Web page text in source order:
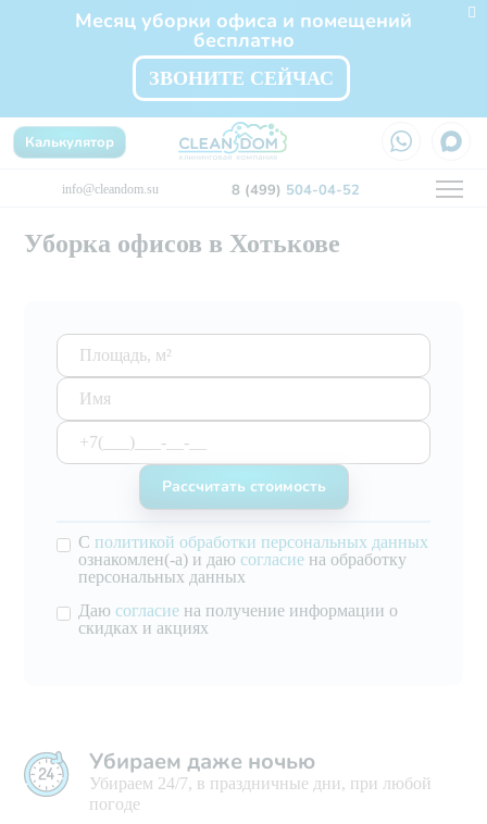
Месяц уборки офиса и помещений
бесплатно
ЗВОНИТЕ СЕЙЧАС
info@cleandom.su 8 (499) 504-04-52
Калькулятор
Уборка офисов в Хотькове
С политикой обработки персональных данных
ознакомлен(-а) и даю согласие на обработку
персональных данных
Даю согласие на получение информации о
скидках и акциях
Убираем даже ночью
Убираем 24/7, в праздничные дни, при любой
погоде